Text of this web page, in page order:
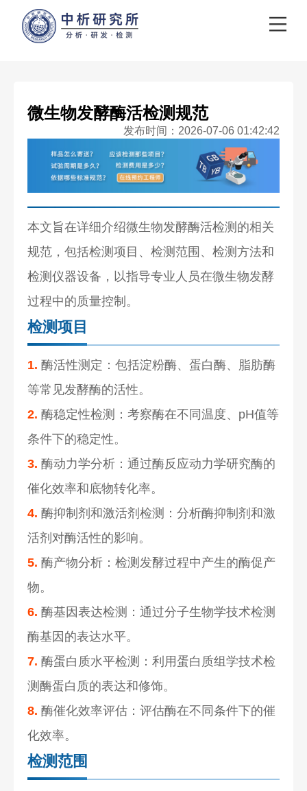
微生物发酵酶活检测规范
发布时间：2026-07-06 01:42:42
本文旨在详细介绍微生物发酵酶活检测的相关
规范，包括检测项目、检测范围、检测方法和
检测仪器设备，以指导专业人员在微生物发酵
过程中的质量控制。
检测项目
1. 酶活性测定：包括淀粉酶、蛋白酶、脂肪酶
等常见发酵酶的活性。
2. 酶稳定性检测：考察酶在不同温度、pH值等
条件下的稳定性。
3. 酶动力学分析：通过酶反应动力学研究酶的
催化效率和底物转化率。
4. 酶抑制剂和激活剂检测：分析酶抑制剂和激
活剂对酶活性的影响。
5. 酶产物分析：检测发酵过程中产生的酶促产
物。
6. 酶基因表达检测：通过分子生物学技术检测
酶基因的表达水平。
7. 酶蛋白质水平检测：利用蛋白质组学技术检
测酶蛋白质的表达和修饰。
8. 酶催化效率评估：评估酶在不同条件下的催
化效率。
检测范围